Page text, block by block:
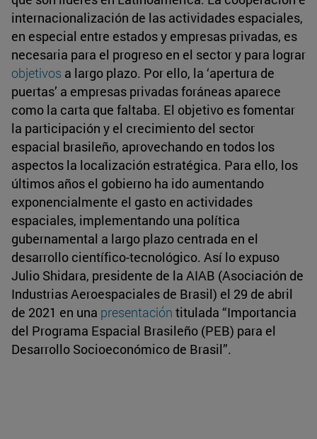
internacionalización de las actividades espaciales,
en especial entre estados y empresas privadas, es
necesaria para el progreso en el sector y para lograr
objetivos a largo plazo. Por ello, la ‘apertura de
puertas’ a empresas privadas foráneas aparece
como la carta que faltaba. El objetivo es fomentar
la participación y el crecimiento del sector
espacial brasileño, aprovechando en todos los
aspectos la localización estratégica. Para ello, los
últimos años el gobierno ha ido aumentando
exponencialmente el gasto en actividades
espaciales, implementando una política
gubernamental a largo plazo centrada en el
desarrollo científico-tecnológico. Así lo expuso
Julio Shidara, presidente de la AIAB (Asociación de
Industrias Aeroespaciales de Brasil) el 29 de abril
de 2021 en una presentación titulada “Importancia
del Programa Espacial Brasileño (PEB) para el
Desarrollo Socioeconómico de Brasil”.